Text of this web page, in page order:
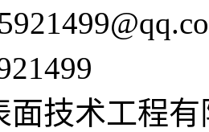
面技术工程